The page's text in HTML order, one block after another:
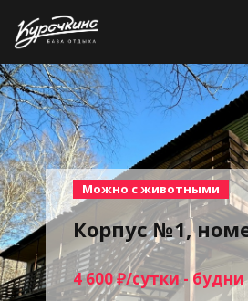
Можно с животными
Корпус №1,
4 600 ₽/сутки - будни